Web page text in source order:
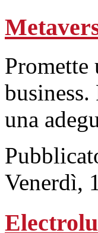
una
Venerdì,